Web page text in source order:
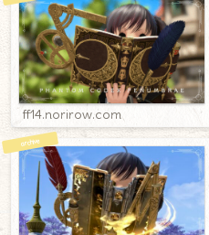
ff14.norirow.com